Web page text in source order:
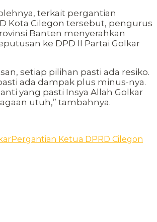
terkait pergantian
Kota Cilegon tersebut, pengurus
Banten menyerahkan
ke DPD II Partai Golkar
setiap pilihan pasti ada resiko.
ada dampak plus minus-nya.
yang pasti Insya Allah Golkar
utuh,” tambahnya.
Pergantian Ketua DPRD Cilegon